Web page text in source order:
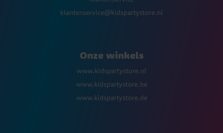
klantenservice@kidspartystore.nl
Onze winkels
www.kidspartystore.nl
www.kidspartystore.be
www.kidspartystore.de